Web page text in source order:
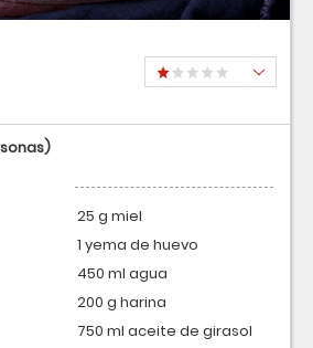
25 g miel
1 yema de huevo
450 ml agua
200 g harina
750 ml aceite de girasol